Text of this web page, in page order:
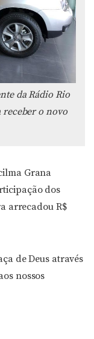
da Rádio Rio
receber o novo
Grana
dos
arrecadou R$
de Deus através
nossos